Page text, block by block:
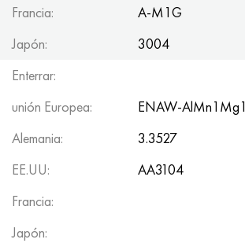
Francia:
A-M1G
Japón:
3004
Enterrar:
unión Europea:
ENAW-AlMn1Mg1
Alemania:
3.3527
EE.UU:
AA3104
Francia:
Japón:
Hastelloy C-276
Hastelloy C2000
Hastelloy x
udimet 500
udimet 720
40XFA, 1.7223, AISI 4142
45X, 45h, 1.7035
A40G, 44smn28, 1.0762, 46s20